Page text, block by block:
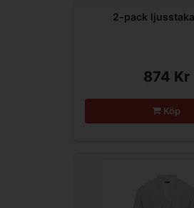
2-pack
874 Kr
Köp